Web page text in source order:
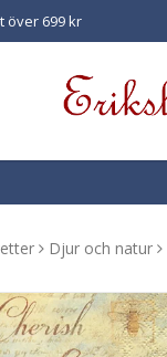
över 699 kr
Djur och natur